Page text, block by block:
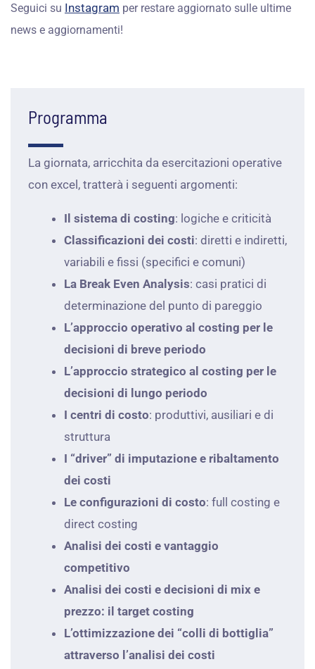
Seguici su Instagram per restare aggiornato sulle ultime
news e aggiornamenti!
Programma
La giornata, arricchita da esercitazioni operative
con excel, tratterà i seguenti argomenti:
Il sistema di costing: logiche e criticità
Classificazioni dei costi: diretti e indiretti,
variabili e fissi (specifici e comuni)
La Break Even Analysis: casi pratici di
determinazione del punto di pareggio
L’approccio operativo al costing per le
decisioni di breve periodo
L’approccio strategico al costing per le
decisioni di lungo periodo
I centri di costo: produttivi, ausiliari e di
struttura
I “driver” di imputazione e ribaltamento
dei costi
Le configurazioni di costo: full costing e
direct costing
Analisi dei costi e vantaggio
competitivo
Analisi dei costi e decisioni di mix e
prezzo: il target costing
L’ottimizzazione dei “colli di bottiglia”
attraverso l’analisi dei costi